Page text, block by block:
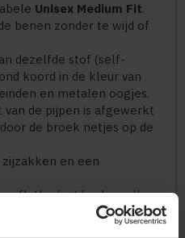
Unisex Medium Fit.
benen zonder te wijd of
dezelfde stof (self-
koord in de kleur van
en metalen oogjes.
van de pijpen is afgewerkt
de broek netjes op de
en een
flatlock-stiksel op alle
aan de stevigheid,
doordat de